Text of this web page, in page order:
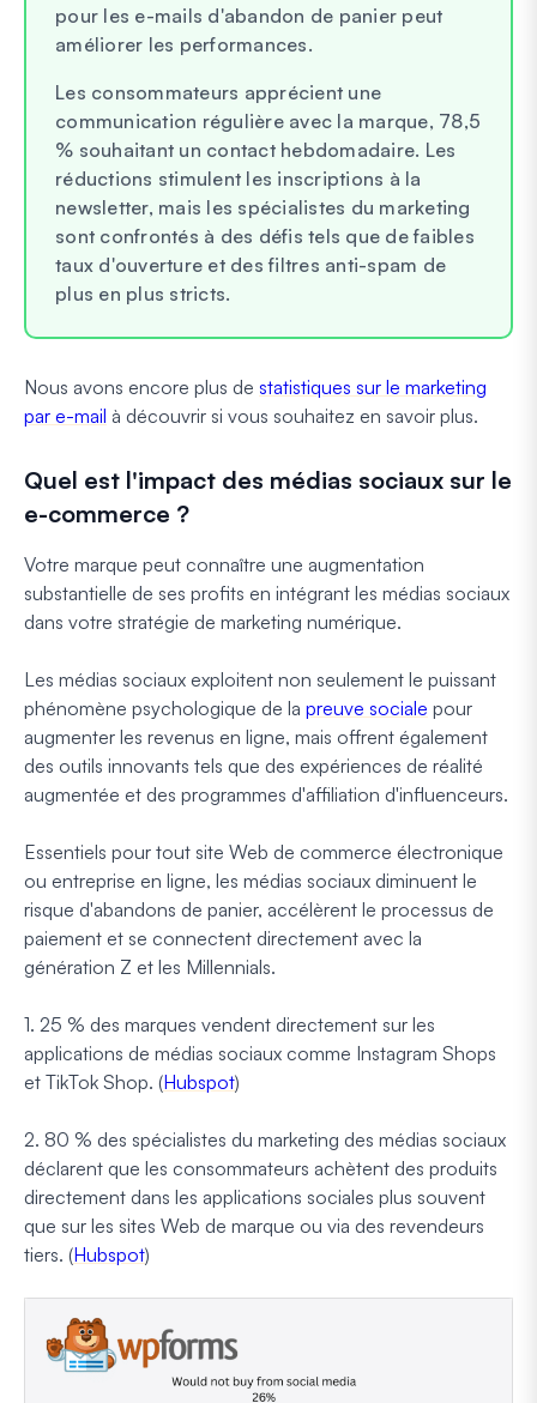
pour les e-mails d'abandon de panier peut
améliorer les performances.
Les consommateurs apprécient une
communication régulière avec la marque, 78,5
% souhaitant un contact hebdomadaire. Les
réductions stimulent les inscriptions à la
newsletter, mais les spécialistes du marketing
sont confrontés à des défis tels que de faibles
taux d'ouverture et des filtres anti-spam de
plus en plus stricts.
Nous avons encore plus de statistiques sur le marketing
par e-mail à découvrir si vous souhaitez en savoir plus.
Quel est l'impact des médias sociaux sur le
e-commerce ?
Votre marque peut connaître une augmentation
substantielle de ses profits en intégrant les médias sociaux
dans votre stratégie de marketing numérique.
Les médias sociaux exploitent non seulement le puissant
phénomène psychologique de la preuve sociale pour
augmenter les revenus en ligne, mais offrent également
des outils innovants tels que des expériences de réalité
augmentée et des programmes d'affiliation d'influenceurs.
Essentiels pour tout site Web de commerce électronique
ou entreprise en ligne, les médias sociaux diminuent le
risque d'abandons de panier, accélèrent le processus de
paiement et se connectent directement avec la
génération Z et les Millennials.
1. 25 % des marques vendent directement sur les
applications de médias sociaux comme Instagram Shops
et TikTok Shop. (Hubspot)
2. 80 % des spécialistes du marketing des médias sociaux
déclarent que les consommateurs achètent des produits
directement dans les applications sociales plus souvent
que sur les sites Web de marque ou via des revendeurs
tiers. (Hubspot)